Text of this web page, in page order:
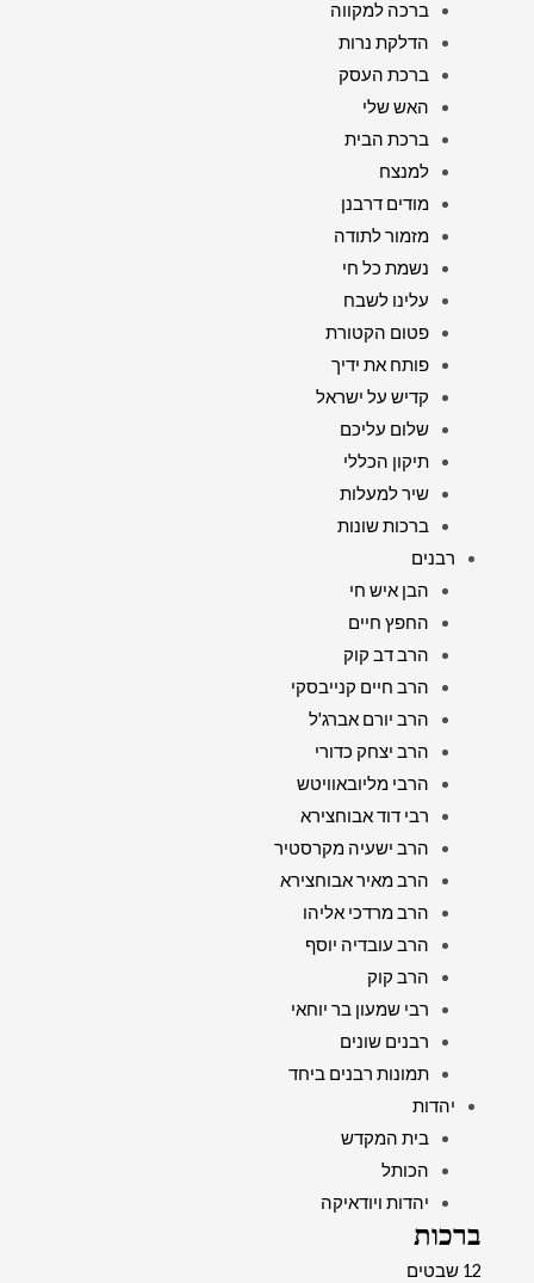
ברכה למקווה
הדלקת נרות
ברכת העסק
האש שלי
ברכת הבית
למנצח
מודים דרבנן
מזמור לתודה
נשמת כל חי
עלינו לשבח
פטום הקטורת
פותח את ידיך
קדיש על ישראל
שלום עליכם
תיקון הכללי
שיר למעלות
ברכות שונות
רבנים
הבן איש חי
החפץ חיים
הרב דב קוק
הרב חיים קנייבסקי
הרב יורם אברג'ל
הרב יצחק כדורי
הרבי מליובאוויטש
רבי דוד אבוחצירא
הרב ישעיה מקרסטיר
הרב מאיר אבוחצירא
הרב מרדכי אליהו
הרב עובדיה יוסף
הרב קוק
רבי שמעון בר יוחאי
רבנים שונים
תמונות רבנים ביחד
יהדות
בית המקדש
הכותל
יהדות ויודאיקה
ברכות
12 שבטים